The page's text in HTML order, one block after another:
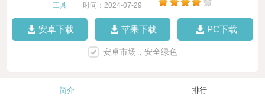
工具 时间：2024-07-29
安卓下载 苹果下载 PC下载
安卓市场，安全绿色
简介 排行